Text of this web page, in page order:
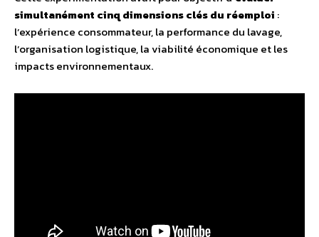
simultanément cinq dimensions clés du réemploi :
l’expérience consommateur, la performance du lavage,
l’organisation logistique, la viabilité économique et les
impacts environnementaux.